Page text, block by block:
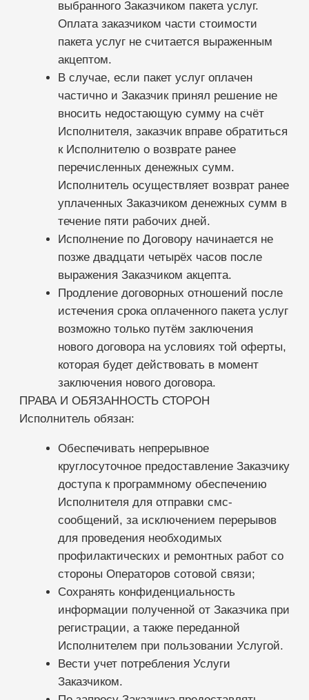
консультации по пользованию и
функционированию Услуги.
подтверждающие оплату и оказание
Услуг, а так же иную документацию,
предварительному запросу Заказчика.
Исполнитель вправе:
Осуществлять улучшения программного
обеспечения, используемого для
согласия Заказчика.
Привлекать третьих лиц для выполнения
условий договора.
Приостанавливать оказание Услуги по
причинам технического и
технологического характера или иным
Услуг, на время устранения таких причин.
Заказчик обязан:
Самостоятельно знакомиться с
информацией об Услуге и её стоимости,
«Дента» сети интернет по адресу
https://sqns.ru/
Своевременно оплачивать Услуги
Самостоятельно ознакомиться с
инструкцией по пользованию Услугой,
https://sqns.ru/obuchenie/baza-znaniy
Заказчик обязан не нарушать умышленно
Не пользоваться Услугами для отправки
действующему законодательству
(сообщения, носящие экстремистский,
порнографический, фашистский или иной
предосудительный характер), а также не
вторгаться в частную сферу получателей.
Не пользоваться Услугами для отправки
незапрошенных сообщений рекламного
характера (спама).
Не использовать подключение к
Технической базе Исполнителя для
организации отправки смс-сообщений,
нарушающих Законодательство РФ
Права Заказчика:
Требовать предоставления Услуги в
полном объёме, после совершения
оплаты, предусмотренной настоящим
Договором;
Вносить предложения по улучшению